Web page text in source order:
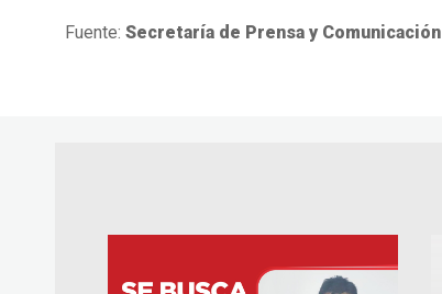
Fuente: Secretaría de Prensa y Comunicación